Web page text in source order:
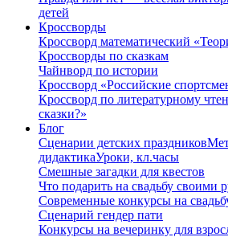
детей
Кроссворды
Кроссворд математический
Кроссворды по сказкам
Чайнворд по истории
Кроссворд «Российские
Кроссворд по литературному
сказки?»
Блог
Сценарии детских праздников
дидактикаУроки, кл.часы
Смешные загадки для квестов
Что подарить на свадьбу своими
Современные конкурсы на
Сценарий гендер пати
Конкурсы на вечеринку для